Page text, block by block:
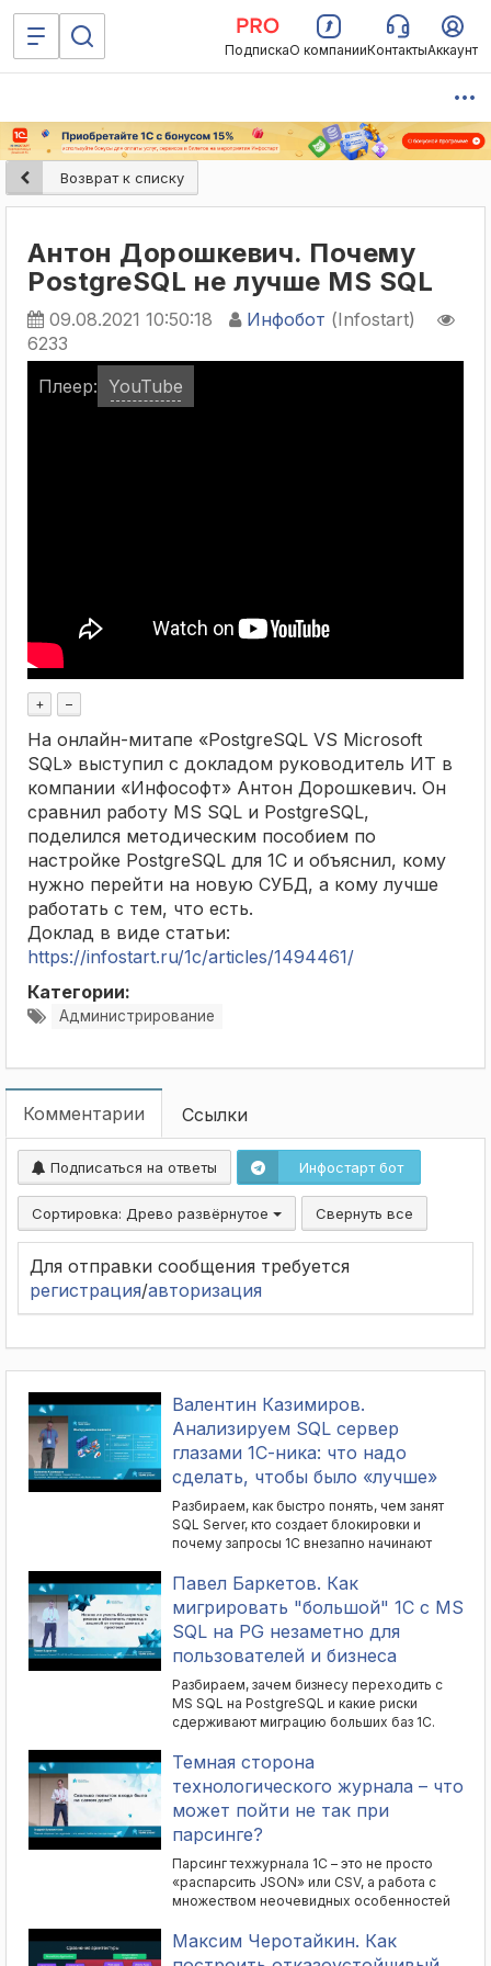
ПодпискаО компанииКонтактыАккаунт
Возврат к списку
Антон Дорошкевич. Почему
PostgreSQL не лучше MS SQL
09.08.2021 10:50:18 Инфобот (Infostart)
6233
Плеер: YouTube
+ –
На онлайн-митапе «PostgreSQL VS Microsoft
SQL» выступил с докладом руководитель ИТ в
компании «Инфософт» Антон Дорошкевич. Он
сравнил работу MS SQL и PostgreSQL,
поделился методическим пособием по
настройке PostgreSQL для 1С и объяснил, кому
нужно перейти на новую СУБД, а кому лучше
работать с тем, что есть.
Доклад в виде статьи:
https://infostart.ru/1c/articles/1494461/
Категории:
Администрирование
Комментарии Ссылки
Подписаться на ответы Инфостарт бот
Сортировка: Древо развёрнутое Свернуть все
Для отправки сообщения требуется
регистрация/авторизация
Валентин Казимиров.
Анализируем SQL сервер
глазами 1С-ника: что надо
сделать, чтобы было «лучше»
Разбираем, как быстро понять, чем занят
SQL Server, кто создает блокировки и
почему запросы 1С внезапно начинают
сервера и базы данных стоит проверять,
как анализировать ожидания, планы
запросов, статистику и индексы, а также
переводить сырые данные SQL на
понятный 1С-нику язык. Объясняем, как
перейти от диагностики к конкретным
рекомендациям. Доклад в виде статьи:
https://infostart.ru/1c/articles/2751253/
Павел Баркетов. Как
мигрировать "большой" 1С с MS
SQL на PG незаметно для
пользователей и бизнеса
Разбираем, зачем бизнесу переходить с
MS SQL на PostgreSQL и какие риски
сдерживают миграцию больших баз 1С.
предварительного тестирования и
конвертации через ibcmd до
синхронизации данных с помощью
DBReplication и других технологий.
Объясняем, как выполнить миграцию с
сохранить возможность отката при
непредвиденных ситуациях и
подстраховать бизнес от простоев.
инструменты обеспечения
Темная сторона
технологического журнала – что
может пойти не так при
парсинге?
Парсинг техжурнала 1С – это не просто
«распарсить JSON» или CSV, а работа с
множеством неочевидных особенностей
могут возникнуть из-за дублей свойств и
событий, «полей-призраков»,
Максим Черотайкин. Как